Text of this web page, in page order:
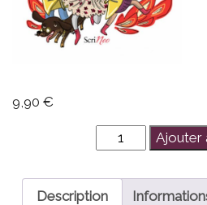
9,90 €
quantité
de
Mamie
Polar
Ajouter
Description